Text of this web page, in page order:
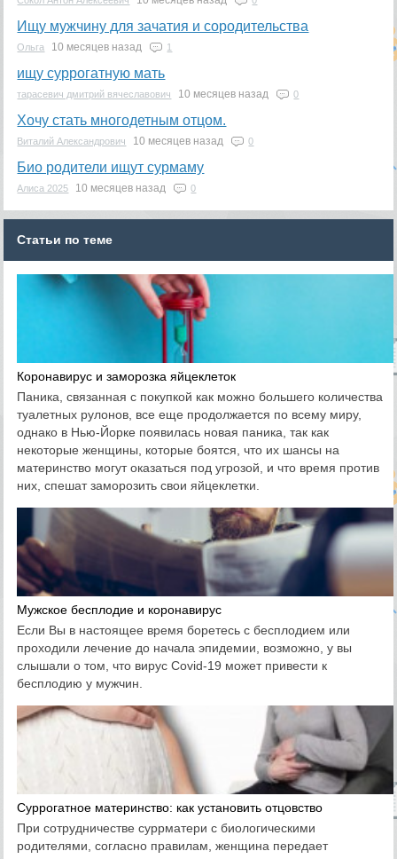
Ищу мужчину для зачатия и сородительства
Ольга 10 месяцев назад 1
ищу суррогатную мать
тарасевич дмитрий вячеславович 10 месяцев назад 0
Хочу стать многодетным отцом.
Виталий Александрович 10 месяцев назад 0
Био родители ищут сурмаму
Алиса 2025 10 месяцев назад 0
Статьи по теме
Коронавирус и заморозка яйцеклеток
Паника, связанная с покупкой как можно большего количества
туалетных рулонов, все еще продолжается по всему миру,
однако в Нью-Йорке появилась новая паника, так как
некоторые женщины, которые боятся, что их шансы на
материнство могут оказаться под угрозой, и что время против
них, спешат заморозить свои яйцеклетки.
Мужское бесплодие и коронавирус
Если Вы в настоящее время боретесь с бесплодием или
проходили лечение до начала эпидемии, возможно, у вы
слышали о том, что вирус Covid-19 может привести к
бесплодию у мужчин.
Суррогатное материнство: как установить отцовство
При сотрудничестве суррматери с биологическими
родителями, согласно правилам, женщина передает